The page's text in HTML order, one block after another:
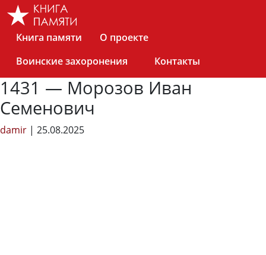
Skip
Книга памяти
О проекте
Воинские захоронения
Контакты
1431 — Морозов Иван
Семенович
damir | 25.08.2025